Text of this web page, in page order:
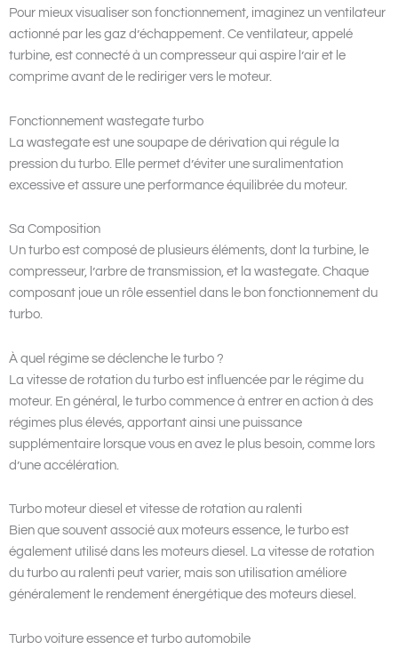
Pour mieux visualiser son fonctionnement, imaginez un ventilateur
actionné par les gaz d’échappement. Ce ventilateur, appelé
turbine, est connecté à un compresseur qui aspire l’air et le
comprime avant de le rediriger vers le moteur.
Fonctionnement wastegate turbo
La wastegate est une soupape de dérivation qui régule la
pression du turbo. Elle permet d’éviter une suralimentation
excessive et assure une performance équilibrée du moteur.
Sa Composition
Un turbo est composé de plusieurs éléments, dont la turbine, le
compresseur, l’arbre de transmission, et la wastegate. Chaque
composant joue un rôle essentiel dans le bon fonctionnement du
turbo.
À quel régime se déclenche le turbo ?
La vitesse de rotation du turbo est influencée par le régime du
moteur. En général, le turbo commence à entrer en action à des
régimes plus élevés, apportant ainsi une puissance
supplémentaire lorsque vous en avez le plus besoin, comme lors
d’une accélération.
Turbo moteur diesel et vitesse de rotation au ralenti
Bien que souvent associé aux moteurs essence, le turbo est
également utilisé dans les moteurs diesel. La vitesse de rotation
du turbo au ralenti peut varier, mais son utilisation améliore
généralement le rendement énergétique des moteurs diesel.
Turbo voiture essence et turbo automobile